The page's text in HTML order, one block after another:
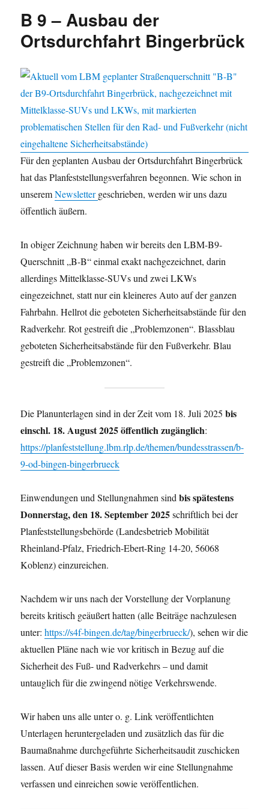
B 9 – Ausbau der
Ortsdurchfahrt Bingerbrück
Für den geplanten Ausbau der Ortsdurchfahrt Bingerbrück
hat das Planfeststellungsverfahren begonnen. Wie schon in
unseremNewslettergeschrieben, werden wir uns dazu
öffentlich äußern.
In obiger Zeichnung haben wir bereits den LBM-B9-
Querschnitt „B-B“ einmal exakt nachgezeichnet, darin
allerdings Mittelklasse-SUVs und zwei LKWs
eingezeichnet, statt nur ein kleineres Auto auf der ganzen
Fahrbahn. Hellrot die geboteten Sicherheitsabstände für den
Radverkehr. Rot gestreift die „Problemzonen“. Blassblau
geboteten Sicherheitsabstände für den Fußverkehr. Blau
gestreift die „Problemzonen“.
Die Planunterlagen sind in der Zeit vom 18. Juli 2025bis
einschl. 18. August 2025 öffentlich zugänglich:
https://planfeststellung.lbm.rlp.de/themen/bundesstrassen/b-
9-od-bingen-bingerbrueck
Einwendungen und Stellungnahmen sindbis spätestens
Donnerstag, den 18. September 2025schriftlich bei der
Planfeststellungsbehörde (Landesbetrieb Mobilität
Rheinland-Pfalz, Friedrich-Ebert-Ring 14-20, 56068
Koblenz) einzureichen.
Nachdem wir uns nach der Vorstellung der Vorplanung
bereits kritisch geäußert hatten (alle Beiträge nachzulesen
unter:https://s4f-bingen.de/tag/bingerbrueck/), sehen wir die
aktuellen Pläne nach wie vor kritisch in Bezug auf die
Sicherheit des Fuß- und Radverkehrs – und damit
untauglich für die zwingend nötige Verkehrswende.
Wir haben uns alle unter o. g. Link veröffentlichten
Unterlagen heruntergeladen und zusätzlich das für die
Baumaßnahme durchgeführte Sicherheitsaudit zuschicken
lassen. Auf dieser Basis werden wir eine Stellungnahme
verfassen und einreichen sowie veröffentlichen.